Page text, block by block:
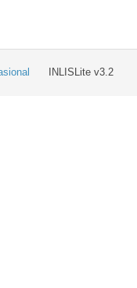
INLISLite v3.2